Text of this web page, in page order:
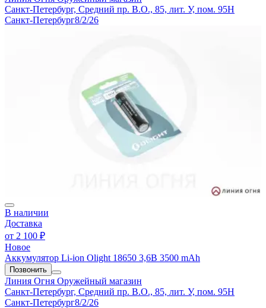
Санкт-Петербург, Средний пр. В.О., 85, лит. У, пом. 95Н
Санкт-Петербург8/2/26
В наличии
Доставка
от 2 100 ₽
Новое
Аккумулятор Li-ion Olight 18650 3,6В 3500 mAh
Позвонить
Линия Огня Оружейный магазин
Санкт-Петербург, Средний пр. В.О., 85, лит. У, пом. 95Н
Санкт-Петербург8/2/26